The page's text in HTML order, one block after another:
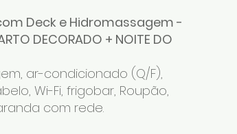
Deck e Hidromassagem -
DECORADO + NOITE DO
ar-condicionado (Q/F),
Wi-Fi, frigobar, Roupão,
com rede.